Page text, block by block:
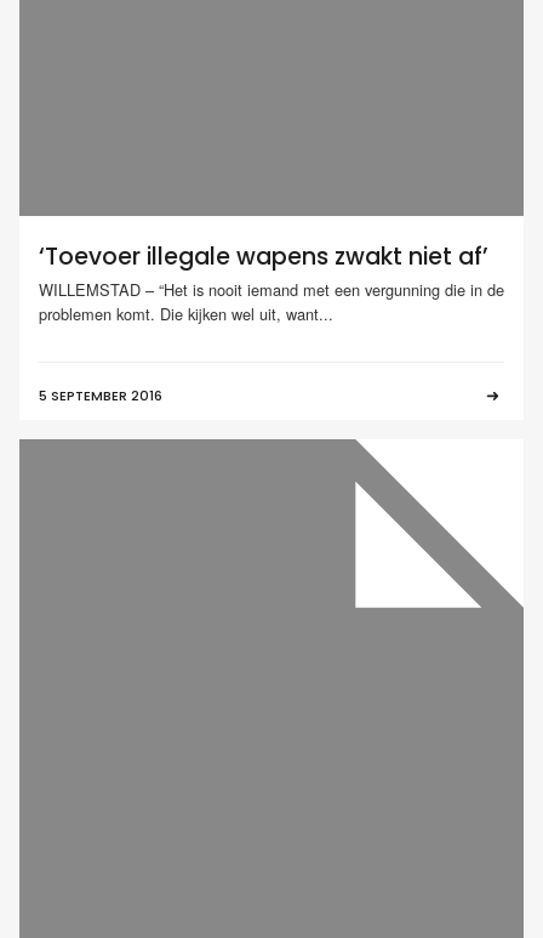
‘Toevoer illegale wapens zwakt niet af’
WILLEMSTAD – “Het is nooit iemand met een vergunning die in de
problemen komt. Die kijken wel uit, want...
5 SEPTEMBER 2016